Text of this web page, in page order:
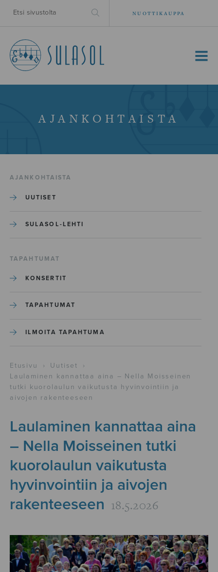
NUOTTIKAUPPA
MENU
AJANKOHTAISTA
AJANKOHTAISTA
UUTISET
SULASOL-LEHTI
TAPAHTUMAT
KONSERTIT
TAPAHTUMAT
ILMOITA TAPAHTUMA
Etusivu › Uutiset
›
Laulaminen kannattaa aina – Nella Moisseinen
tutki kuorolaulun vaikutusta hyvinvointiin ja
aivojen rakenteeseen
Laulaminen kannattaa aina
– Nella Moisseinen tutki
kuorolaulun vaikutusta
hyvinvointiin ja aivojen
rakenteeseen 18.5.2026